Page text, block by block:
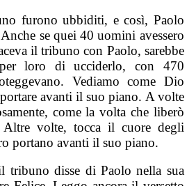
furono ubbiditi, e così, Paolo
se quei 40 uomini avessero
il tribuno con Paolo, sarebbe
loro di ucciderlo, con 470
Vediamo come Dio
portare avanti il suo piano. A volte
come la volta che liberò
Altre volte, tocca il cuore degli
portano avanti il suo piano.
tribuno disse di Paolo nella sua